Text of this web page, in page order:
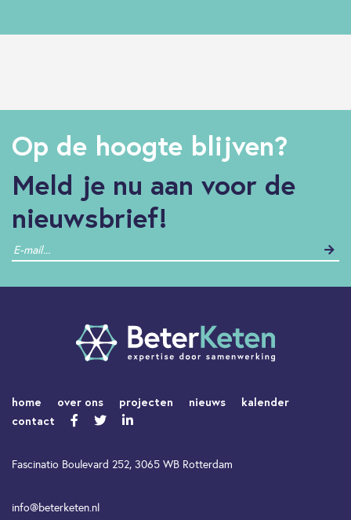
Op de hoogte blijven?
Meld je nu aan voor de
nieuwsbrief!
home over ons projecten nieuws
kalender
contact
Fascinatio Boulevard 252, 3065 WB Rotterdam
info@beterketen.nl